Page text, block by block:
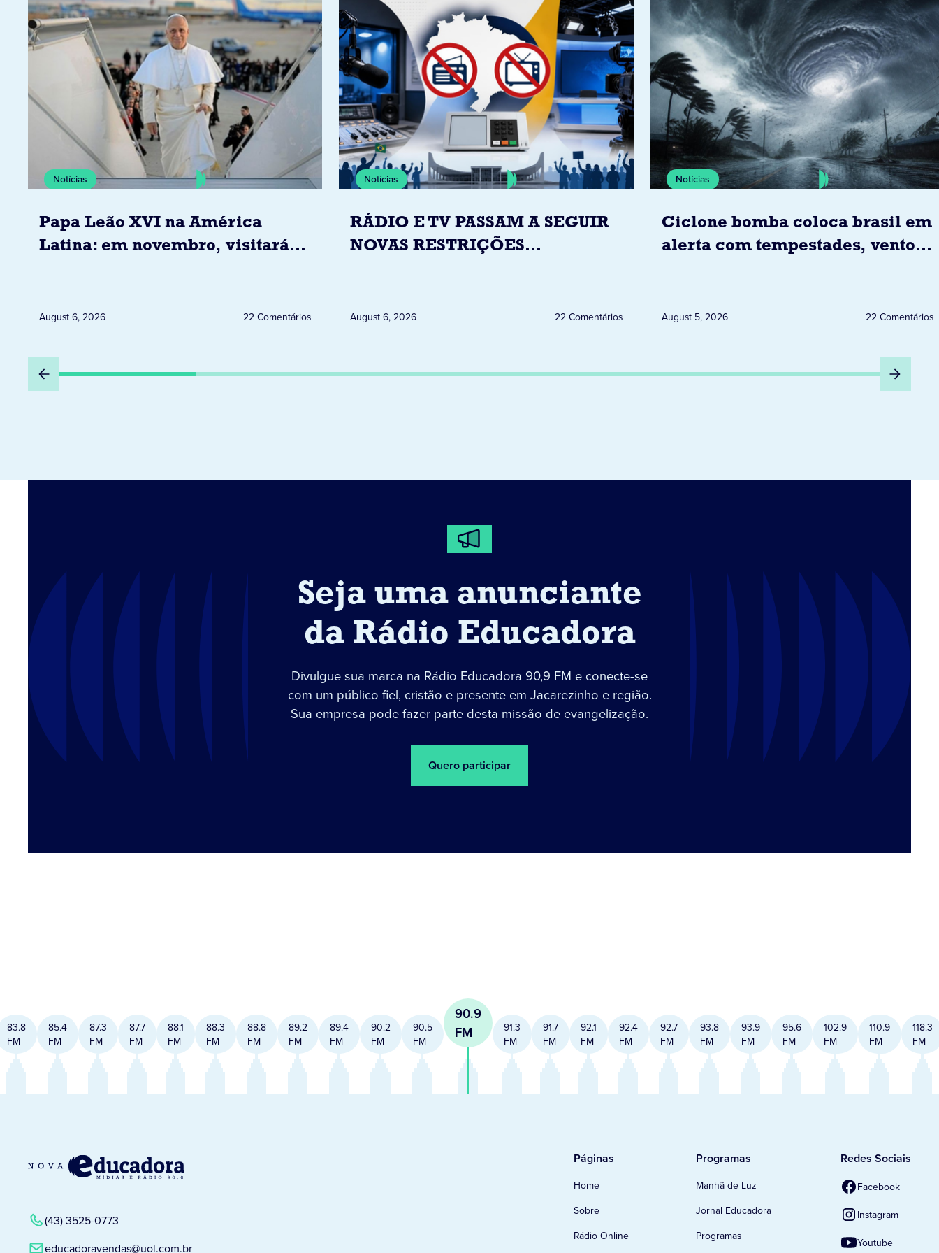
Notícias
Papa Leão XVI na América
Latina: em novembro, visitará
August 6, 2026 22 Comentários
Notícias
RÁDIO E TV PASSAM A SEGUIR
NOVAS RESTRIÇÕES
August 6, 2026 22 Comentários
Notícias
Ciclone bomba coloca brasil em
alerta com tempestades, ventos
August 5, 2026 22 Comentários
Seja uma anunciante
da Rádio Educadora
Divulgue sua marca na Rádio Educadora 90,9 FM e conecte-se
com um público fiel, cristão e presente em Jacarezinho e região.
Sua empresa pode fazer parte desta missão de evangelização.
Quero participar
83.8
FM
85.4
FM
87.3
FM
87.7
FM
88.1
FM
88.3
FM
88.8
FM
89.2
FM
89.4
FM
90.2
FM
90.5
FM
90.9
FM
91.3
FM
91.7
FM
92.1
FM
92.4
FM
92.7
FM
93.8
FM
93.9
FM
95.6
FM
102.9
FM
110.9
FM
118.3
FM
(43) 3525-0773
educadoravendas@uol.com.br
Páginas
Home
Sobre
Rádio Online
Programas
Manhã de Luz
Jornal Educadora
Programas
Redes Sociais
Facebook
Instagram
Youtube